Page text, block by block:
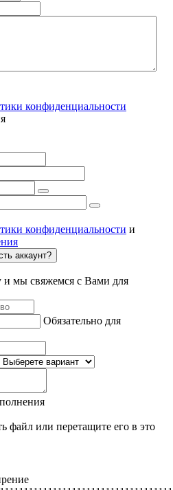
конфиденциальности
конфиденциальности и
аккаунт?
и мы свяжемся с Вами для
Обязательно для
файл или перетащите его в это